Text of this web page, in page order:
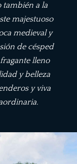
también a la
majestuoso
medieval y
de césped
lleno
y belleza
y viva